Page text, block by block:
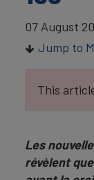
07 August
Jump to
This
Les
révèlent